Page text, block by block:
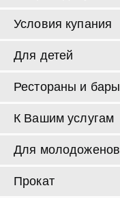
Условия купания
Для детей
Рестораны и бары
К Вашим услугам
Для молодоженов
Прокат